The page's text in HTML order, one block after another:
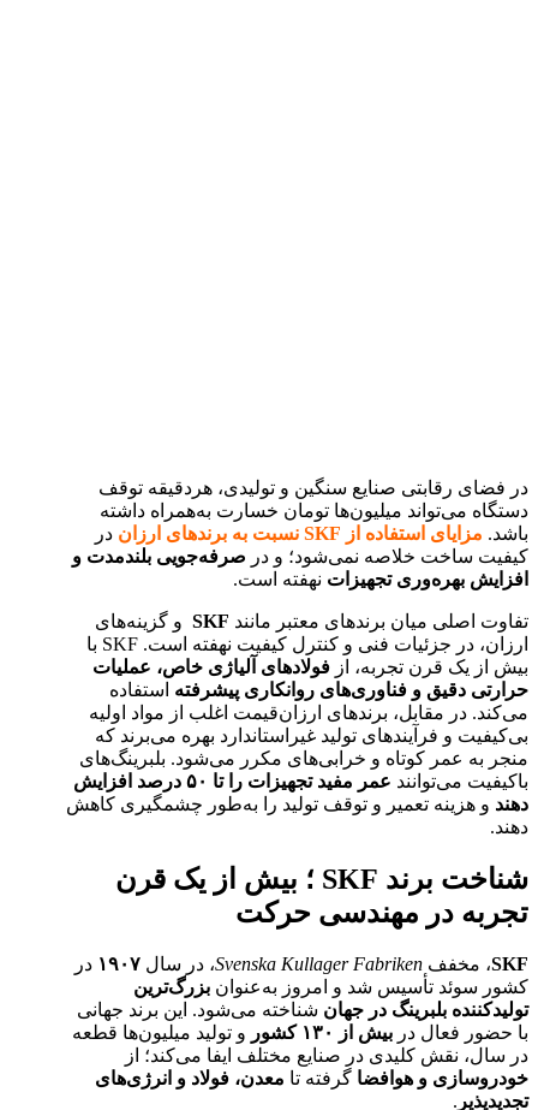
در فضای رقابتی صنایع سنگین و تولیدی، هردقیقه توقف
دستگاه می‌تواند میلیون‌ها تومان خسارت به‌همراه داشته
باشد. مزایای استفاده از نسبت به برندهای ارزان در
کیفیت ساخت خلاصه نمی‌شود؛ و در صرفه‌جویی بلندمدت و
افزایش بهره‌وری تجهیزات نهفته است.
تفاوت اصلی میان برندهای معتبر مانند SKF و گزینه‌های
ارزان، در جزئیات فنی و کنترل کیفیت نهفته است. SKF با
بیش از یک قرن تجربه، از فولادهای آلیاژی خاص، عملیات
حرارتی دقیق و فناوری‌های روانکاری پیشرفته استفاده
می‌کند. در مقابل، برندهای ارزان‌قیمت اغلب از مواد اولیه
بی‌کیفیت و فرآیندهای تولید غیراستاندارد بهره می‌برند که
منجر به عمر کوتاه و خرابی‌های مکرر می‌شود. بلبرینگ‌های
باکیفیت می‌توانند عمر مفید تجهیزات را تا ۵۰ درصد افزایش
دهند و هزینه تعمیر و توقف تولید را به‌طور چشمگیری کاهش
دهند.
شناخت برند SKF ؛ بیش از یک قرن
تجربه در مهندسی حرکت
SKF، مخفف Svenska Kullager Fabriken، در سال ۱۹۰۷ در
کشور سوئد تأسیس شد و امروز به‌عنوان بزرگ‌ترین
تولیدکننده بلبرینگ در جهان شناخته می‌شود. این برند جهانی
با حضور فعال در بیش از ۱۳۰ کشور و تولید میلیون‌ها قطعه
در سال، نقش کلیدی در صنایع مختلف ایفا می‌کند؛ از
خودروسازی و هوافضا گرفته تا معدن، فولاد و انرژی‌های
تجدیدپذیر .